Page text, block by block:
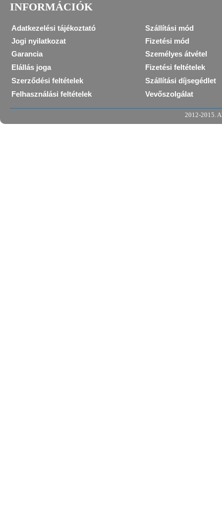
INFORMÁCIÓK
Adatkezelési tájékoztató
Szállítási mód
Jogi nyilatkozat
Fizetési mód
Garancia
Személyes átvétel
Elállás joga
Fizetési feltételek
Szerződési feltételek
Szállítási díjsegédlet
Felhasználási feltételek
Vevőszolgálat
2012-2015.